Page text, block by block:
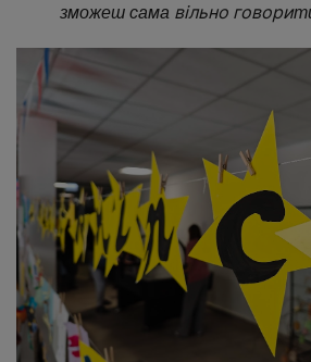
зможеш сама вільно говори